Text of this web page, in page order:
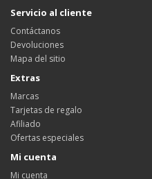
Servicio al cliente
Contáctanos
Devoluciones
Mapa del sitio
Extras
Marcas
Tarjetas de regalo
Afiliado
Ofertas especiales
Mi cuenta
Mi cuenta